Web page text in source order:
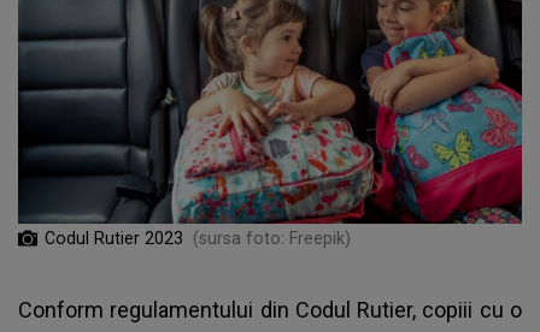
Codul Rutier 2023 (sursa foto: Freepik)
Conform regulamentului din Codul Rutier, copiii cu o